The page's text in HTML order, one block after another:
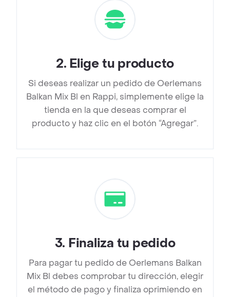
2. Elige tu producto
Si deseas realizar un pedido de Oerlemans
Balkan Mix Bl en Rappi, simplemente elige la
tienda en la que deseas comprar el
producto y haz clic en el botón “Agregar”.
3. Finaliza tu pedido
Para pagar tu pedido de Oerlemans Balkan
Mix Bl debes comprobar tu dirección, elegir
el método de pago y finaliza oprimiendo en